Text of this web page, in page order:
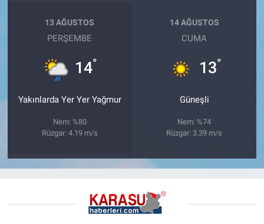
13 AĞUSTOS
PERŞEMBE
14°
Yakınlarda Yer Yer Yağmur
Nem: %80
Rüzgar: 4.19 m/s
14 AĞUSTOS
CUMA
13°
Güneşli
Nem: %74
Rüzgar: 3.39 m/s